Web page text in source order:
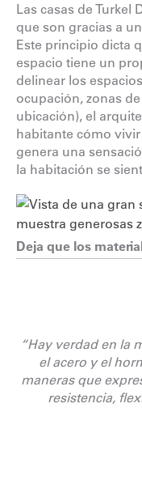
Las casas de Turkel
que son gracias a
Este principio dicta
espacio tiene un
delinear los
ocupación, zonas
ubicación), el
habitante cómo
genera una
la habitación se
Deja que los
“Hay verdad en la
el acero y el
maneras que
resistencia,